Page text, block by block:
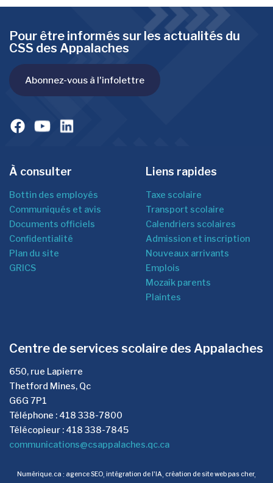
Pour être informés sur les actualités du
CSS des Appalaches
Abonnez-vous à l'infolettre
À consulter
Bottin des employés
Communiqués et avis
Documents officiels
Confidentialité
Plan du site
GRICS
Liens rapides
Taxe scolaire
Transport scolaire
Calendriers scolaires
Admission et inscription
Nouveaux arrivants
Emplois
Mozaîk parents
Plaintes
Centre de services scolaire des Appalaches
650, rue Lapierre
Thetford Mines, Qc
G6G 7P1
Téléphone : 418 338-7800
Télécopieur : 418 338-7845
communications@csappalaches.qc.ca
Numérique.ca : agence SEO, intégration de l'IA, création de site web pas cher,